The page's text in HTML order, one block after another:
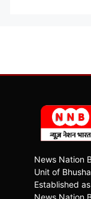
News Nation
Unit of
Established